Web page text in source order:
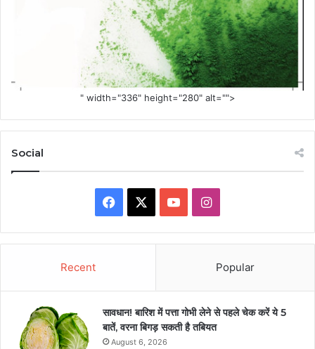
" width="336" height="280" alt="">
Social
Facebook YouTubeInstagram
Recent Popular
सावधान! बारिश में पत्ता गोभी लेने से पहले चेक करें ये 5
बातें, वरना बिगड़ सकती है तबियत
August 6, 2026